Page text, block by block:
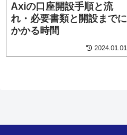
Axiの口座開設手順と流
れ・必要書類と開設までに
かかる時間
2024.01.01